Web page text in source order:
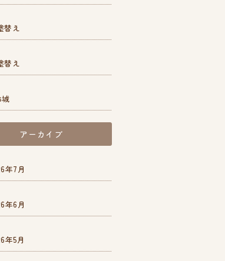
替え
替え
アーカイブ
年7月
年6月
年5月